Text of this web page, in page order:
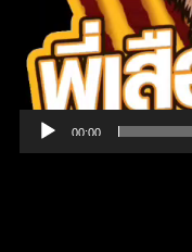
00:00